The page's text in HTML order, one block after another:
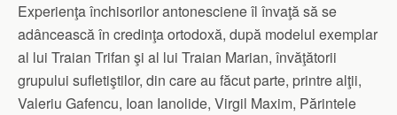
Experienţa închisorilor antonesciene îl învaţă să se
adâncească în credinţa ortodoxă, după modelul exemplar
al lui Traian Trifan şi al lui Traian Marian, învăţătorii
grupului sufletiştilor, din care au făcut parte, printre alţii,
Valeriu Gafencu, Ioan Ianolide, Virgil Maxim, Părintele